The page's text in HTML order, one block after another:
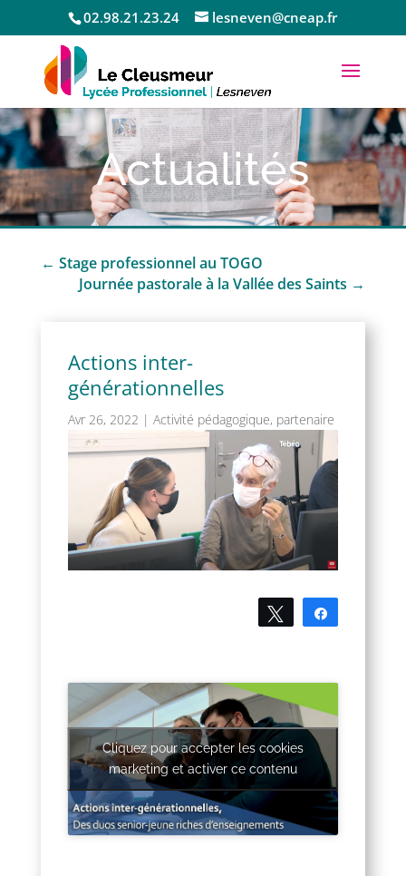
02.98.21.23.24 lesneven@cneap.fr
Actualités
← Stage professionnel au TOGO
Journée pastorale à la Vallée des Saints →
Actions inter-
générationnelles
Avr 26, 2022 | Activité pédagogique, partenaire
Tweetez
Cliquez pour accepter les cookies
marketing et activer ce contenu